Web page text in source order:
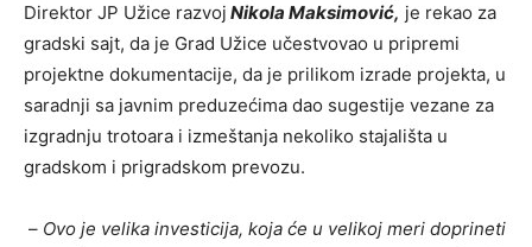
Direktor JP Užice razvoj Nikola Maksimović, je rekao za
gradski sajt, da je Grad Užice učestvovao u pripremi
projektne dokumentacije, da je prilikom izrade projekta, u
saradnji sa javnim preduzećima dao sugestije vezane za
izgradnju trotoara i izmeštanja nekoliko stajališta u
gradskom i prigradskom prevozu.
– Ovo je velika investicija, koja će u velikoj meri doprineti